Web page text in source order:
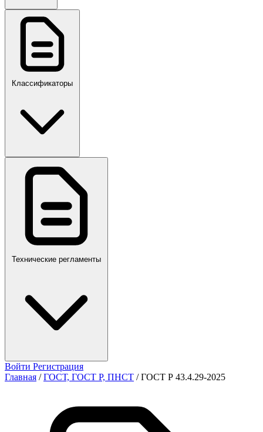
ГОСТ, ГОСТ Р, ПНСТ
ПР,Р,ПМГ,РМГ
Классификаторы
Технические регламенты
Войти Регистрация
Главная / ГОСТ, ГОСТ Р, ПНСТ / ГОСТ Р 43.4.29-2025